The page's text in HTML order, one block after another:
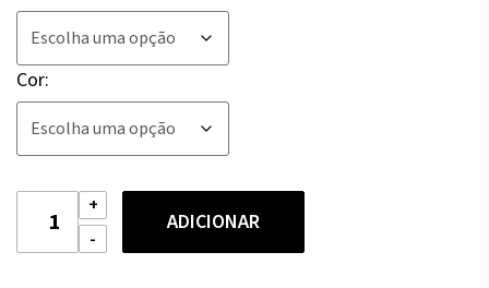
Cor:
Quantidade
Moleskine
ADICIONAR